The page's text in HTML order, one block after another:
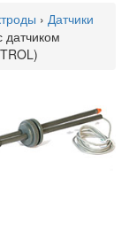
› Датчики
датчиком